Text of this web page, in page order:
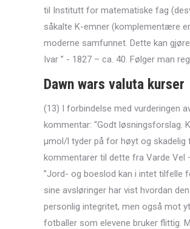
til Institutt for matematiske fag
såkalte K-emner (komplementære
moderne samfunnet. Dette kan
Ivar ” - 1827 – ca. 40. Følger man
Dawn wars valuta kurser
(13) I forbindelse med vurderingen
kommentar: “Godt løsningsforslag.
µmol/l tyder på for høyt og skadelig
kommentarer til dette fra Varde Vel
”Jord- og boeslod kan i intet tilfelle
sine avsløringer har vist hvordan
personlig integritet, men også mot
fotballer som elevene bruker flittig.